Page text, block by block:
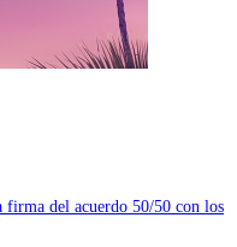
firma del acuerdo 50/50 con los